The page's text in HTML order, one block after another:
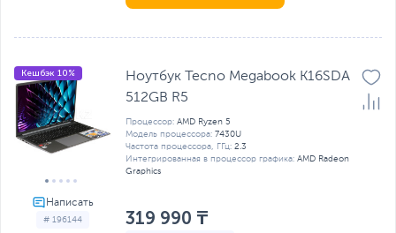
# 196144
Кешбэк 10%
Ноутбук Tecno Megabook K16SDA
512GB R5
Процессор: AMD Ryzen 5
Модель процессора: 7430U
Частота процессора, ГГц: 2.3
Интегрированная в процессор графика: AMD Radeon
Graphics
319 990 ₸